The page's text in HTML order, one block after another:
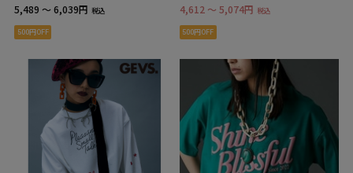
5,489 ～ 6,039円 税込
500円OFF
4,612 ～ 5,074円 税込
500円OFF